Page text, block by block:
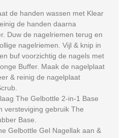
de handen wassen met Klear
de handen daarna
Duw de nagelriemen terug en
nagelriemen. Vijl & knip in
buf voorzichtig de nagels met
Buffer. Maak de nagelplaat
& reinig de nagelplaat
The Gelbottle 2-in-1 Base
versteviging gebruik The
Base.
Gelbottle Gel Nagellak aan &